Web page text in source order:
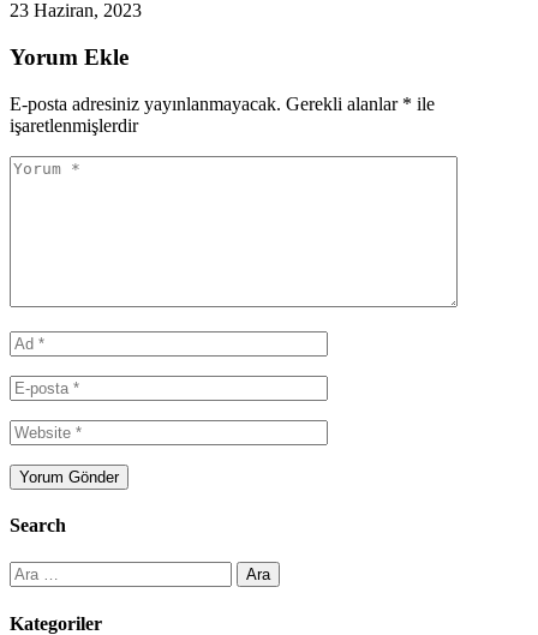
23 Haziran, 2023
Yorum Ekle
E-posta adresiniz yayınlanmayacak. Gerekli alanlar * ile
işaretlenmişlerdir
Search
Arama:
Kategoriler